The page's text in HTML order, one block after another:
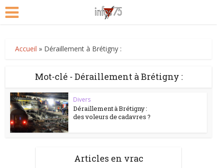
Accueil » Déraillement à Brétigny :
Mot-clé - Déraillement à Brétigny :
Divers
Déraillement à Brétigny :
des voleurs de cadavres ?
Articles en vrac